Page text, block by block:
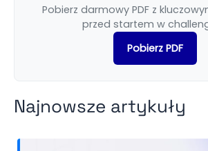
Pobierz darmowy PDF z
przed startem w
Pobierz PDF
Najnowsze artykuły